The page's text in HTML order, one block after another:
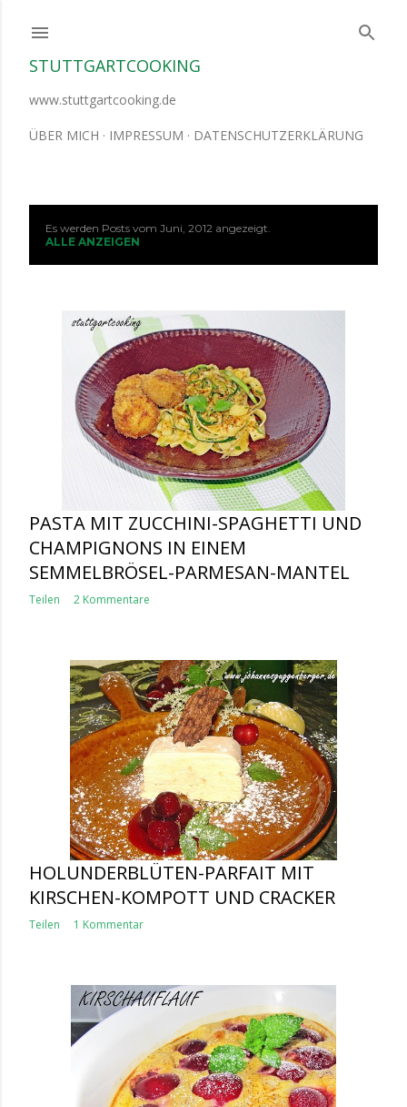
STUTTGARTCOOKING
www.stuttgartcooking.de
ÜBER MICH IMPRESSUM DATENSCHUTZERKLÄRUNG
Es werden Posts vom Juni, 2012 angezeigt.
ALLE ANZEIGEN
PASTA MIT ZUCCHINI-SPAGHETTI UND
CHAMPIGNONS IN EINEM
SEMMELBRÖSEL-PARMESAN-MANTEL
Teilen 2 Kommentare
HOLUNDERBLÜTEN-PARFAIT MIT
KIRSCHEN-KOMPOTT UND CRACKER
Teilen 1 Kommentar